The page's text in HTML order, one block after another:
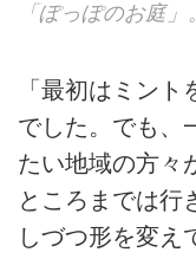
「ぽっぽのお庭
「最初はミン
でした。でも、
たい地域の方々
ところまでは行
しづつ形を変え